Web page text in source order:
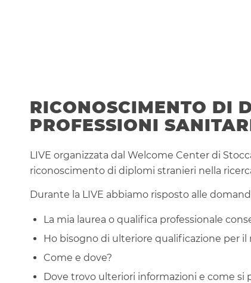
RICONOSCIMENTO DI
PROFESSIONI
LIVE organizzata dal Welcome Center di
riconoscimento di diplomi stranieri nella
Durante la LIVE abbiamo risposto alle
La mia laurea o qualifica professionale
Ho bisogno di ulteriore qualificazione per il
Come e dove?
Dove trovo ulteriori informazioni e come si